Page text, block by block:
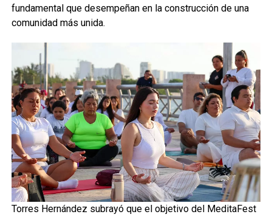
fundamental que desempeñan en la construcción de una
comunidad más unida.
Torres Hernández subrayó que el objetivo del MeditaFest